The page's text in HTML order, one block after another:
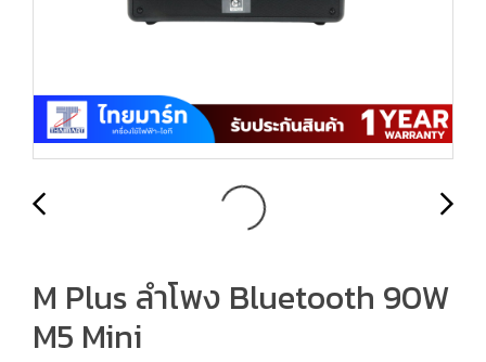
M Plus ลำโพง Bluetooth 90W
M5 Mini